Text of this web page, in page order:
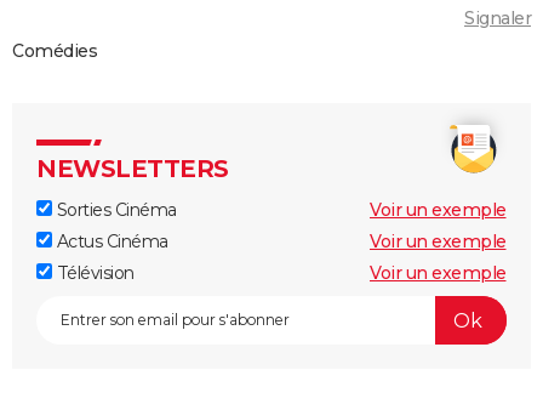
OSS 117 3 : que disent les critiques sur le film ?
The French Dispatch : faut-il voir le dernier Wes
Anderson ? Critiques
La Traversée
Gaston Lagaffe : intrigue, avis, streaming... Tout sur
l'adaptation de la BD culte
Signaler
Comédies
NEWSLETTERS
Sorties Cinéma
Voir un exemple
Actus Cinéma
Voir un exemple
Télévision
Voir un exemple